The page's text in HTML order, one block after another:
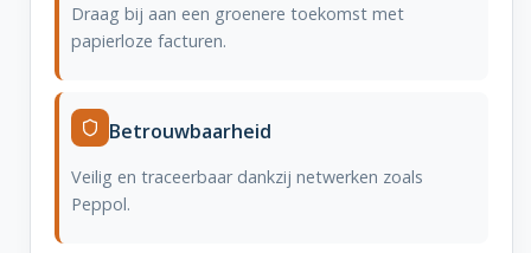
Draag bij aan een groenere toekomst met
papierloze facturen.
Betrouwbaarheid
Veilig en traceerbaar dankzij netwerken zoals
Peppol.